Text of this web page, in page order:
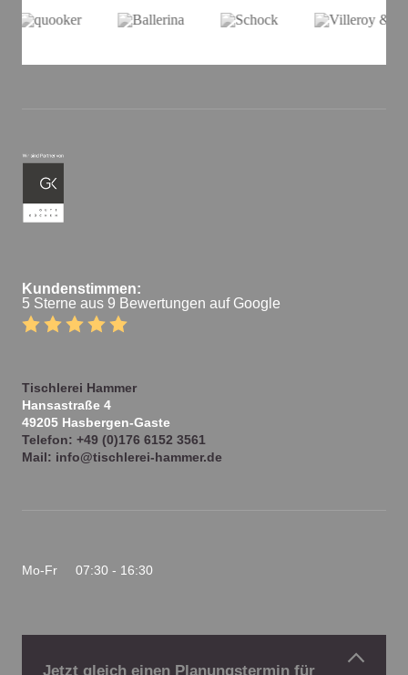
Jetzt gleich einen Planungstermin für
Kundenstimmen:
5 Sterne aus 9 Bewertungen auf Google
Tischlerei Hammer
Hansastraße 4
49205 Hasbergen-Gaste
Telefon: +49 (0)176 6152 3561
Mail: info@tischlerei-hammer.de
Mo-Fr 07:30 - 16:30
Impressum |
Datenschutz